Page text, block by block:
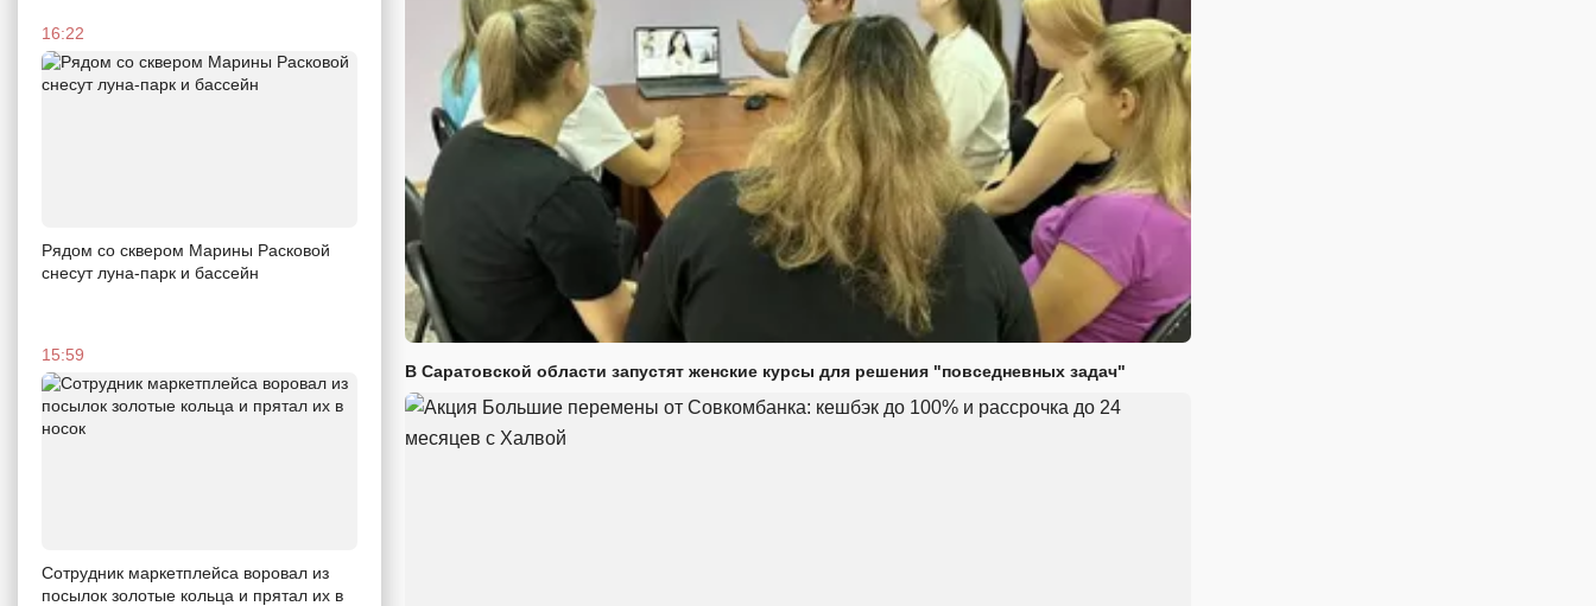
16:22
Рядом со сквером Марины Расковой
снесут луна-парк и бассейн
15:59
Сотрудник маркетплейса воровал из
посылок золотые кольца и прятал их в
В Саратовской области запустят женские курсы для решения "повседневных задач"